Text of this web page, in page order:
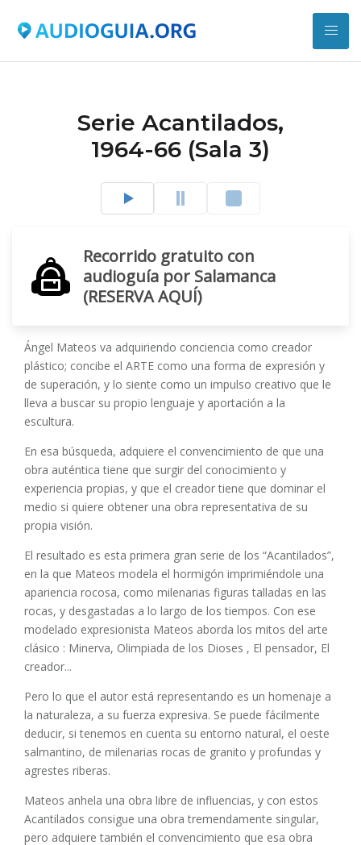
Serie Acantilados,
1964-66 (Sala 3)
Recorrido gratuito con
audioguía por Salamanca
(RESERVA AQUÍ)
Ángel Mateos va adquiriendo conciencia como creador
plástico; concibe el ARTE como una forma de expresión y
de superación, y lo siente como un impulso creativo que le
lleva a buscar su propio lenguaje y aportación a la
escultura.
En esa búsqueda, adquiere el convencimiento de que una
obra auténtica tiene que surgir del conocimiento y
experiencia propias, y que el creador tiene que dominar el
medio si quiere obtener una obra representativa de su
propia visión.
El resultado es esta primera gran serie de los “Acantilados”,
en la que Mateos modela el hormigón imprimiéndole una
apariencia rocosa, como milenarias figuras talladas en las
rocas, y desgastadas a lo largo de los tiempos. Con ese
modelado expresionista Mateos aborda los mitos del arte
clásico : Minerva, Olimpiada de los Dioses , El pensador, El
creador...
Pero lo que el autor está representando es un homenaje a
la naturaleza, a su fuerza expresiva. Se puede fácilmente
deducir, si tenemos en cuenta su entorno natural, el oeste
salmantino, de milenarias rocas de granito y profundas y
agrestes riberas.
Mateos anhela una obra libre de influencias, y con estos
Acantilados consigue una obra tremendamente singular,
pero adquiere también el convencimiento que esa obra